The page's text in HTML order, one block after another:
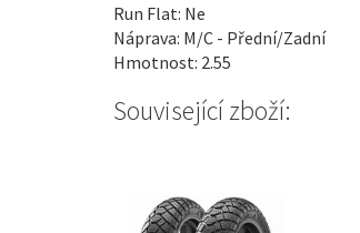
Run Flat: Ne
Náprava: M/C - Přední/Zadní
Hmotnost: 2.55
Související zboží: